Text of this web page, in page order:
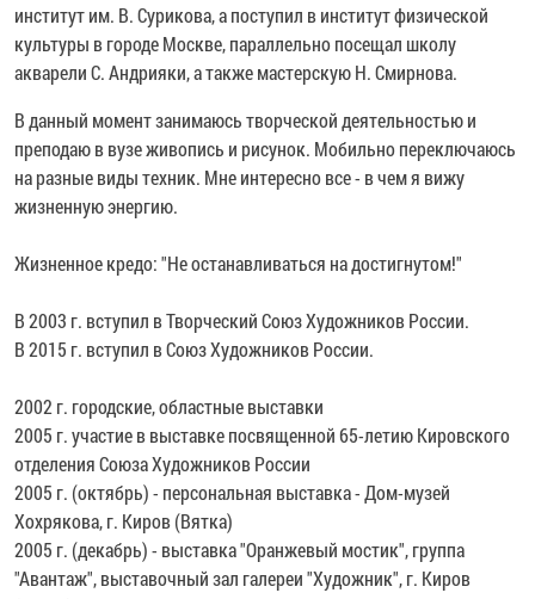
институт им. В. Сурикова, а поступил в институт физической
культуры в городе Москве, параллельно посещал школу
акварели С. Андрияки, а также мастерскую Н. Смирнова.
В данный момент занимаюсь творческой деятельностью и
преподаю в вузе живопись и рисунок. Мобильно переключаюсь
на разные виды техник. Мне интересно все - в чем я вижу
жизненную энергию.
Жизненное кредо: "Не останавливаться на достигнутом!"
В 2003 г. вступил в Творческий Союз Художников России.
В 2015 г. вступил в Союз Художников России.
2002 г. городские, областные выставки
2005 г. участие в выставке посвященной 65-летию Кировского
отделения Союза Художников России
2005 г. (октябрь) - персональная выставка - Дом-музей
Хохрякова, г. Киров (Вятка)
2005 г. (декабрь) - выставка "Оранжевый мостик", группа
"Авантаж", выставочный зал галереи "Художник", г. Киров